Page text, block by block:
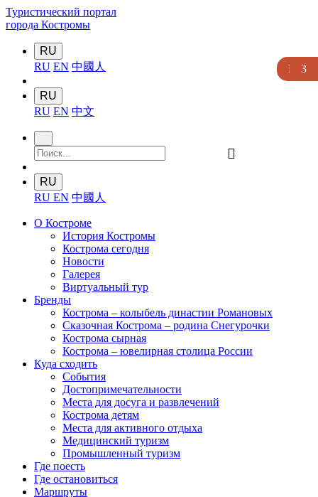
Туристический портал
города Костромы
RU
RU EN 中國人
RU
RU EN 中文
󰍉
RU
RU EN 中國人
О Костроме
История Костромы
Кострома сегодня
Новости
Галерея
Виртуальный тур
Бренды
Кострома – колыбель династии Романовых
Сказочная Кострома – родина Снегурочки
Кострома сырная
Кострома – ювелирная столица России
Куда сходить
События
Достопримечательности
Места для досуга и развлечений
Кострома детям
Места для активного отдыха
Медицинский туризм
Промышленный туризм
Где поесть
Где остановиться
Маршруты
Нет
4
3
3
3